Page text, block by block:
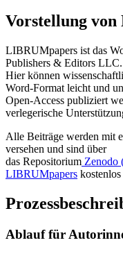
Vorstellung
LIBRUMpapers ist das
Publishers & Editors LLC.
Hier können
Word-Format leicht und
Open-Access publiziert
verlegerische
Alle Beiträge werden mit
versehen und sind über
das Repositorium Zenodo
LIBRUMpapers
Ablauf für